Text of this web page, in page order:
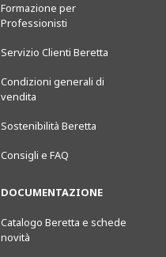
Formazione per
Professionisti
Servizio Clienti Beretta
Condizioni generali di
vendita
Sostenibilità Beretta
Consigli e FAQ
DOCUMENTAZIONE
Catalogo Beretta e schede
novità